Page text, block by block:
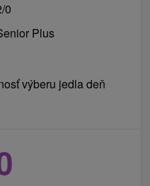
0
Plus
výberu jedla deň